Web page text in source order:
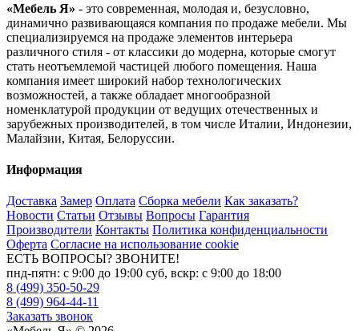
«Мебель Я» - это современная, молодая и, безусловно,
динамично развивающаяся компания по продаже мебели. Мы
специализируемся на продаже элементов интерьера
различного стиля - от классики до модерна, которые смогут
стать неотъемлемой частицей любого помещения. Наша
компания имеет широкий набор технологических
возможностей, а также обладает многообразной
номенклатурой продукции от ведущих отечественных и
зарубежных производителей, в том числе Италии, Индонезии,
Малайзии, Китая, Белоруссии.
Информация
Доставка Замер Оплата Сборка мебели Как заказать?
Новости Статьи Отзывы Вопросы Гарантия
Производители Контакты Политика конфиденциальности
Оферта Согласие на использование cookie
ЕСТЬ ВОПРОСЫ? ЗВОНИТЕ!
пнд-пятн: с 9:00 до 19:00 суб, вскр: с 9:00 до 18:00
8 (499) 350-50-29
8 (499) 964-44-11
Заказать звонок